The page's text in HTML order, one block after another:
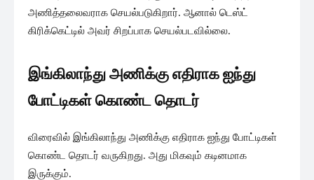
அணித்தலைவராக செயல்படுகிறார். ஆனால் டெஸ்ட்
கிரிக்கெட்டில் அவர் சிறப்பாக செயல்படவில்லை.
இங்கிலாந்து அணிக்கு எதிராக ஐந்து
போட்டிகள் கொண்ட தொடர்
விரைவில் இங்கிலாந்து அணிக்கு எதிராக ஐந்து போட்டிகள்
கொண்ட தொடர் வருகிறது. அது மிகவும் கடினமாக
இருக்கும்.